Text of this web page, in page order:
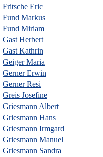
Fritsche Eric
Fund Markus
Fund Miriam
Gast Herbert
Gast Kathrin
Geiger Maria
Gerner Erwin
Gerner Resi
Greis Josefine
Griesmann Albert
Griesmann Hans
Griesmann Irmgard
Griesmann Manuel
Griesmann Sandra